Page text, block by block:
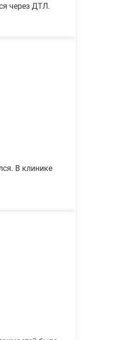
через ДТЛ.
В клинике